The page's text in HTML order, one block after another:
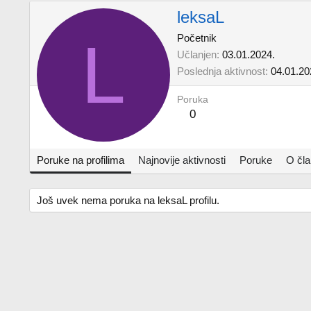
L
leksaL
Početnik
Učlanjen 03.01.2024.
Poslednja aktivnost
Poruka
0
Poruke na profilima Najnovije aktivnosti Poruke O
Još uvek nema poruka na leksaL profilu.